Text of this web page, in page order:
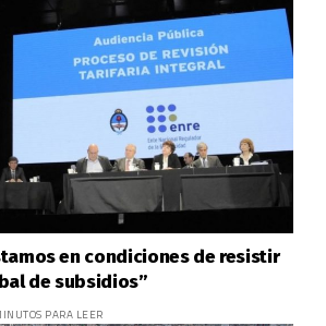
en condiciones de resistir
de subsidios”
PARA LEER